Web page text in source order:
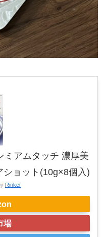
ミアムタッチ 濃厚美
ョット(10g×8個入)
Rinker
場